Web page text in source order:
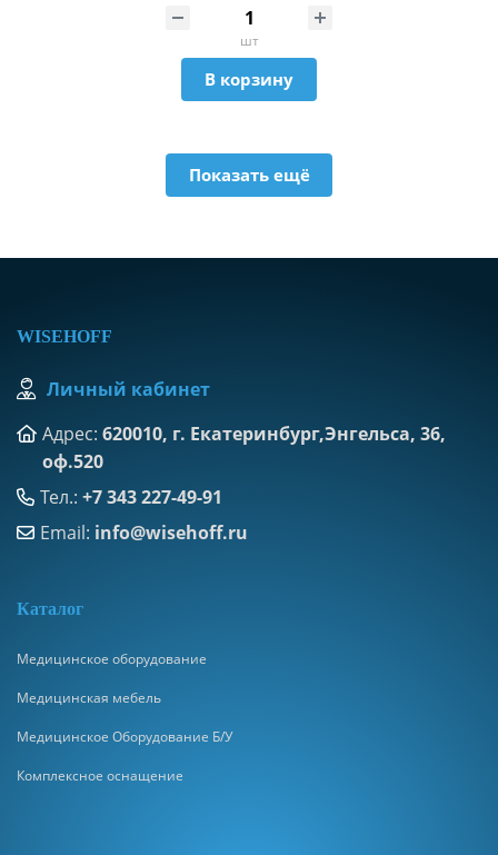
шт
В корзину
Показать ещё
WISEHOFF
Личный кабинет
Адрес: 620010, г. Екатеринбург,Энгельса, 36,
оф.520
Тел.: +7 343 227-49-91
Email: info@wisehoff.ru
Каталог
Медицинское оборудование
Медицинская мебель
Медицинское Оборудование Б/У
Комплексное оснащение